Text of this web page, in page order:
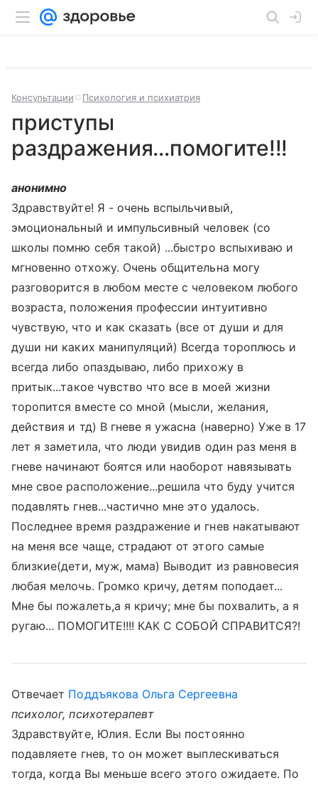
Консультации Психология и психиатрия
приступы
раздражения...помогите!!!
анонимно
Здравствуйте! Я - очень вспыльчивый,
эмоциональный и импульсивный человек (со
школы помню себя такой) ...быстро вспыхиваю и
мгновенно отхожу. Очень общительна могу
разговорится в любом месте с человеком любого
возраста, положения профессии интуитивно
чувствую, что и как сказать (все от души и для
души ни каких манипуляций) Всегда тороплюсь и
всегда либо опаздываю, либо прихожу в
притык...такое чувство что все в моей жизни
торопится вместе со мной (мысли, желания,
действия и тд) В гневе я ужасна (наверно) Уже в 17
лет я заметила, что люди увидив один раз меня в
гневе начинают боятся или наоборот навязывать
мне свое расположение...решила что буду учится
подавлять гнев...частично мне это удалось.
Последнее время раздражение и гнев накатывают
на меня все чаще, страдают от этого самые
близкие(дети, муж, мама) Выводит из равновесия
любая мелочь. Громко кричу, детям поподает...
Мне бы пожалеть,а я кричу; мне бы похвалить, а я
ругаю... ПОМОГИТЕ!!!! КАК С СОБОЙ СПРАВИТСЯ?!
Отвечает Поддъякова Ольга Сергеевна
психолог, психотерапевт
Здравствуйте, Юлия. Если Вы постоянно
подавляете гнев, то он может выплескиваться
тогда, когда Вы меньше всего этого ожидаете. По